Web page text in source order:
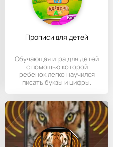
Прописи для детей
Обучающая игра для детей
с помощью которой
ребенок легко научился
писать буквы и цифры.